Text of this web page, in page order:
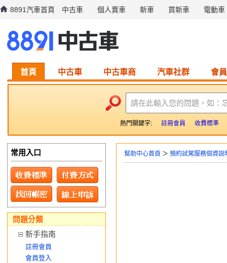
8891汽車首頁 中古車 個人賣車 新車 買新車 電動車
首頁 中古車 中古車商 汽車社群 會
請在此輸入您的問題，如：
熱門關鍵字: 註冊會員 收費標準
幫助中心首頁 ＞ 預約試駕服務個資說
常用入口
問題分類
新手指南
註冊會員
會員登入